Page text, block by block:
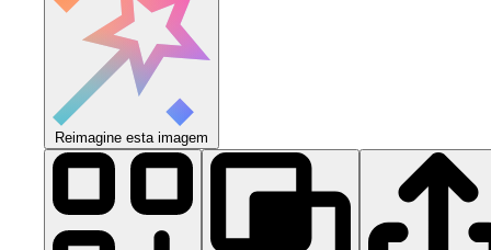
Reimagine esta imagem